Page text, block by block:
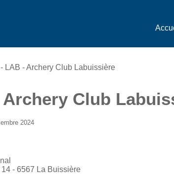
LAB - Archery Club Labuissière
Archery Club
2024
- 6567 La Buissière